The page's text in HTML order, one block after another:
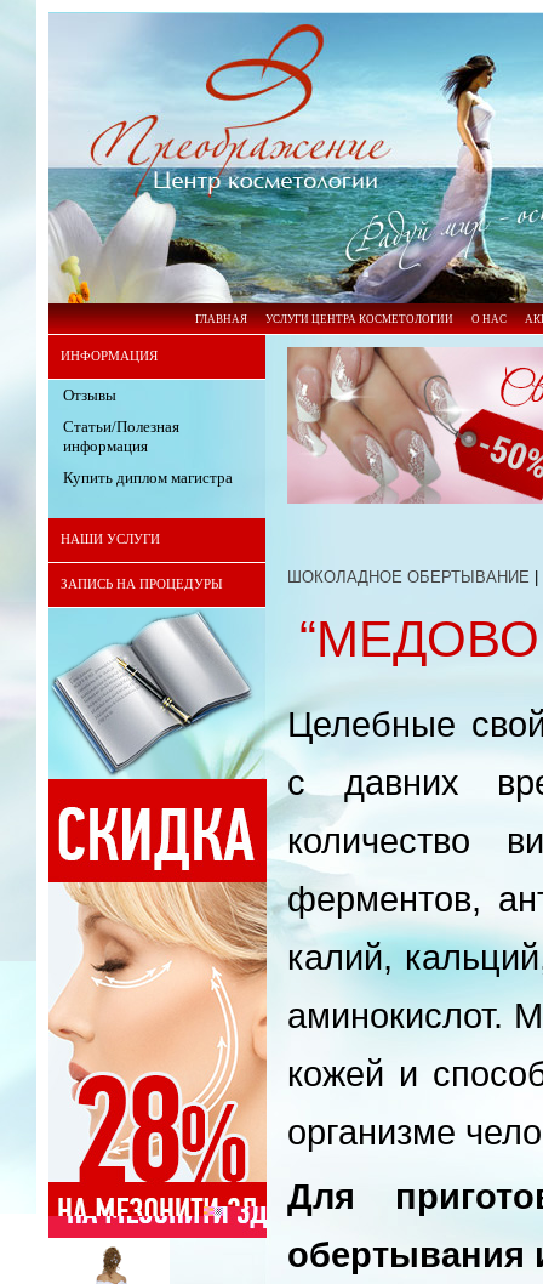
ГЛАВНАЯ УСЛУГИ ЦЕНТРА КОСМЕТОЛОГИИ О НАС
ИНФОРМАЦИЯ
Отзывы
Статьи/Полезная
информация
Купить диплом магистра
НАШИ УСЛУГИ
ЗАПИСЬ НА ПРОЦЕДУРЫ ШОКОЛАДНОЕ ОБЕРТЫВАНИЕ
Целебные
с давних
ферментов,
калий,
аминокислот.
кожей и
организме
Для
обертывания